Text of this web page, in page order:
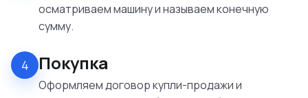
осматриваем машину и называем конечную
сумму.
4 Покупка
Оформляем договор купли-продажи и